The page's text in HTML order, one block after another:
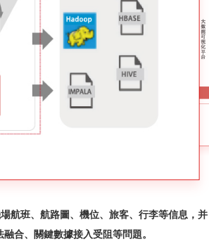
用功能，助推政府采取更加人性化、便民化，更
出生率、年齡結構、性別結構等信息，以便準確